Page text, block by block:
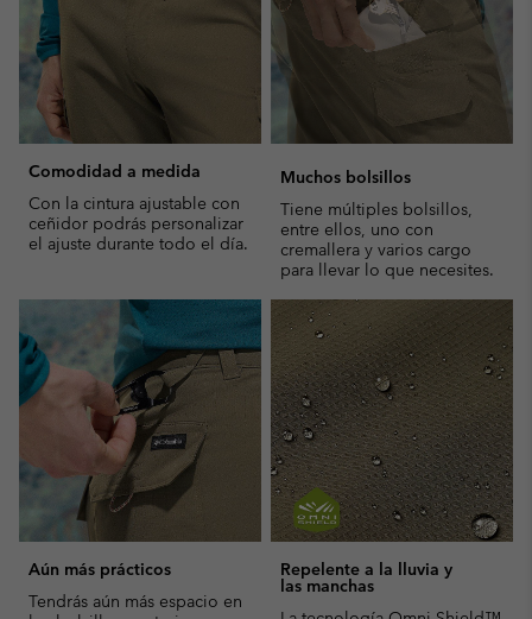
Comodidad a medida
Con la cintura ajustable con
ceñidor podrás personalizar
el ajuste durante todo el día.
Muchos bolsillos
Tiene múltiples bolsillos,
entre ellos, uno con
cremallera y varios cargo
para llevar lo que necesites.
Aún más prácticos
Tendrás aún más espacio en
Repelente a la lluvia y
las manchas